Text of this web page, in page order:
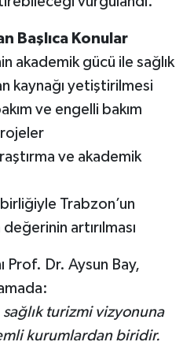
Başlıca Konular
akademik gücü ile sağlık
kaynağı yetiştirilmesi
ve engelli bakım
ve akademik
Trabzon’un
artırılması
Prof. Dr. Aysun Bay,
turizmi vizyonuna
kurumlardan biridir.